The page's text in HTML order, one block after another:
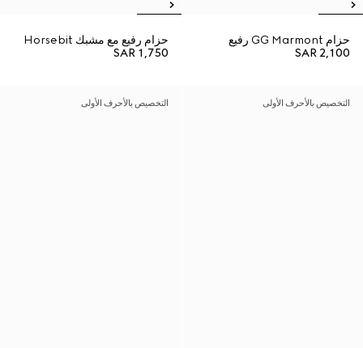
حزام GG Marmont رفيع
SAR 2,100
حزام رفيع مع مشبك Horsebit
SAR 1,750
التخصيص بالأحرف الأولى التخصيص بالأحرف الأولى